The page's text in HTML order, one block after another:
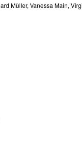
Müller, Vanessa Main,